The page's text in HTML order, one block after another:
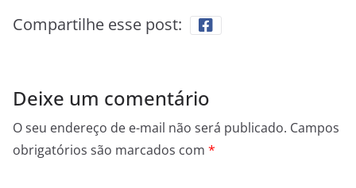
Compartilhe esse post:
Deixe um comentário
O seu endereço de e-mail não será publicado. Campos
obrigatórios são marcados com *